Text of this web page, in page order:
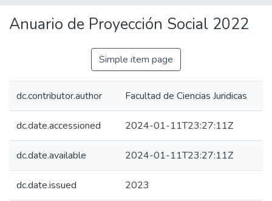
Anuario de Proyección Social 2022
Simple item page
dc.contributor.author Facultad de Ciencias Juridicas
dc.date.accessioned 2024-01-11T23:27:11Z
dc.date.available 2024-01-11T23:27:11Z
dc.date.issued 2023